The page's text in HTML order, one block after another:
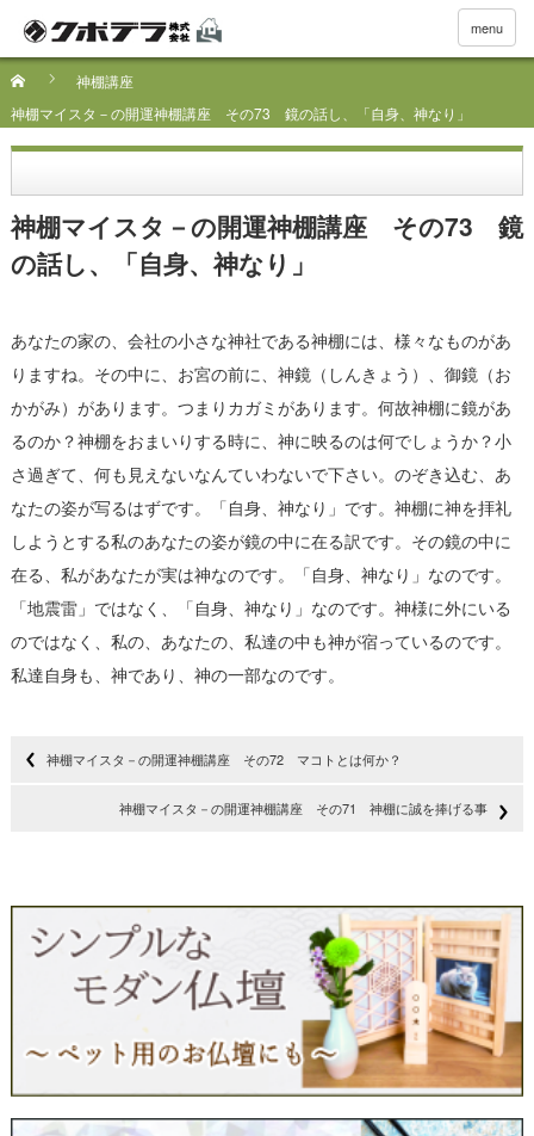
menu
神棚講座
神棚マイスタ－の開運神棚講座 その73 鏡の話し、「自身、神なり」
神棚マイスタ－の開運神棚講座 その73 鏡
の話し、「自身、神なり」
あなたの家の、会社の小さな神社である神棚には、様々なものがあ
りますね。その中に、お宮の前に、神鏡（しんきょう）、御鏡（お
かがみ）があります。つまりカガミがあります。何故神棚に鏡があ
るのか？神棚をおまいりする時に、神に映るのは何でしょうか？小
さ過ぎて、何も見えないなんていわないで下さい。のぞき込む、あ
なたの姿が写るはずです。「自身、神なり」です。神棚に神を拝礼
しようとする私のあなたの姿が鏡の中に在る訳です。その鏡の中に
在る、私があなたが実は神なのです。「自身、神なり」なのです。
「地震雷」ではなく、「自身、神なり」なのです。神様に外にいる
のではなく、私の、あなたの、私達の中も神が宿っているのです。
私達自身も、神であり、神の一部なのです。
神棚マイスタ－の開運神棚講座 その72 マコトとは何か？
神棚マイスタ－の開運神棚講座 その71 神棚に誠を捧げる事